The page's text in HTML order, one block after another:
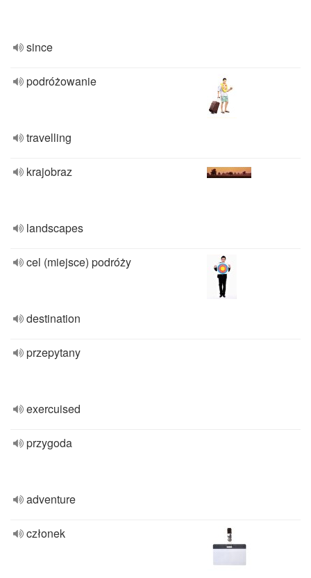
since
podróżowanie
travelling
krajobraz
landscapes
cel (miejsce) podróży
destination
przepytany
exercuised
przygoda
adventure
członek